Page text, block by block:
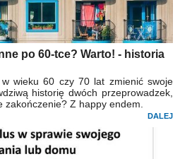
po 60-tce? Warto! - historia
wieku 60 czy 70 lat zmienić swoje
historię dwóch przeprowadzek,
zakończenie? Z happy endem.
DALEJ